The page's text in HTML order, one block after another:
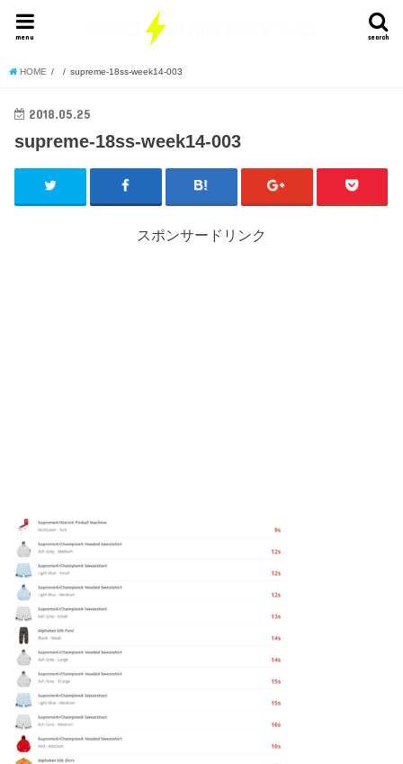
search
menu
HOME supreme-18ss-week14-003
2018.05.25
supreme-18ss-week14-003
スポンサードリンク